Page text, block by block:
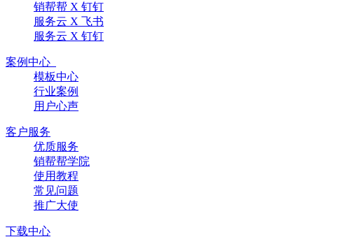
销帮帮 X 钉钉
服务云 X 飞书
服务云 X 钉钉
案例中心
模板中心
行业案例
用户心声
客户服务
优质服务
销帮帮学院
使用教程
常见问题
推广大使
下载中心